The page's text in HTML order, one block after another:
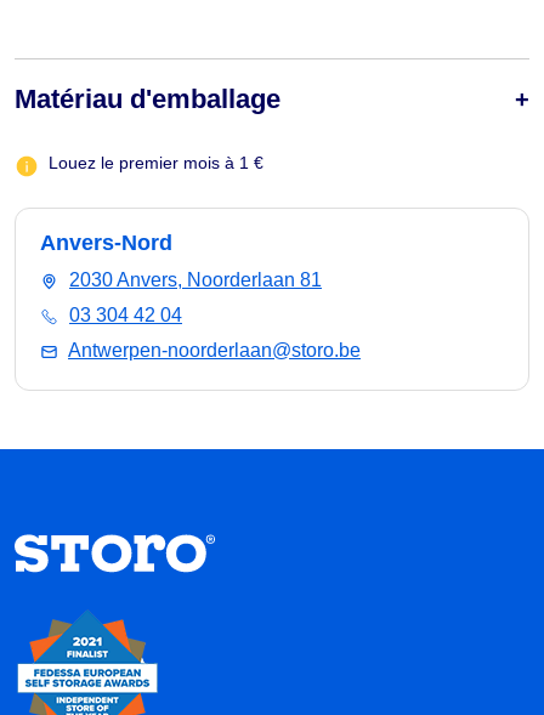
Matériau d'emballage
Louez le premier mois à 1 €
Anvers-Nord
2030 Anvers, Noorderlaan 81
03 304 42 04
Antwerpen-noorderlaan@storo.be